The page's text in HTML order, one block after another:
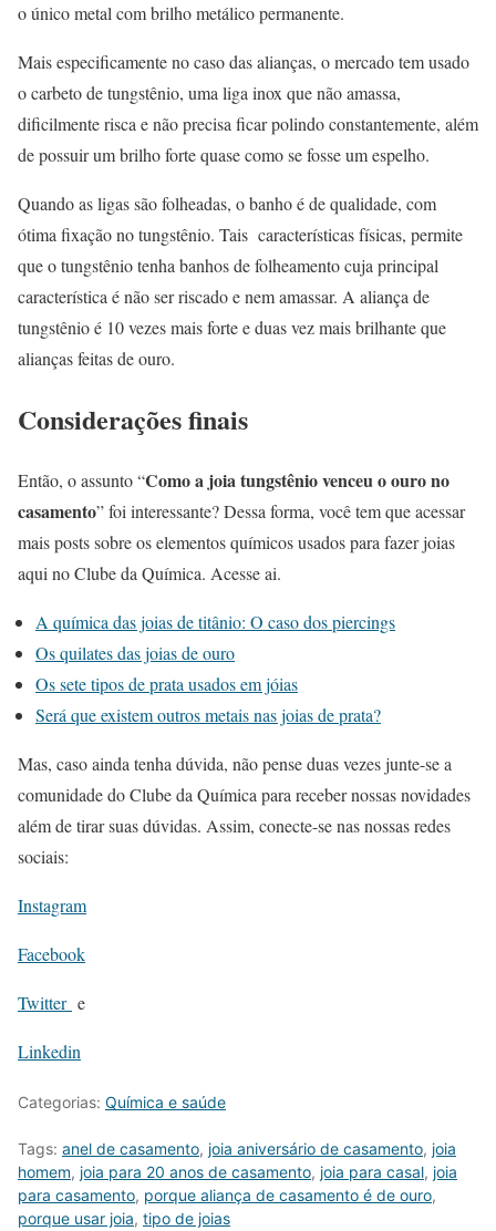
o único metal com brilho metálico permanente.
Mais especificamente no caso das alianças, o mercado tem usado
o carbeto de tungstênio, uma liga inox que não amassa,
dificilmente risca e não precisa ficar polindo constantemente, além
de possuir um brilho forte quase como se fosse um espelho.
Quando as ligas são folheadas, o banho é de qualidade, com
ótima fixação no tungstênio. Tais características físicas, permite
que o tungstênio tenha banhos de folheamento cuja principal
característica é não ser riscado e nem amassar. A aliança de
tungstênio é 10 vezes mais forte e duas vez mais brilhante que
alianças feitas de ouro.
Considerações finais
Então, o assunto “Como a joia tungstênio venceu o ouro no
casamento” foi interessante? Dessa forma, você tem que acessar
mais posts sobre os elementos químicos usados para fazer joias
aqui no Clube da Química. Acesse ai.
A química das joias de titânio: O caso dos piercings
Os quilates das joias de ouro
Os sete tipos de prata usados em jóias
Será que existem outros metais nas joias de prata?
Mas, caso ainda tenha dúvida, não pense duas vezes junte-se a
comunidade do Clube da Química para receber nossas novidades
além de tirar suas dúvidas. Assim, conecte-se nas nossas redes
sociais:
Instagram
Facebook
Twitter e
Linkedin
Categorias: Química e saúde
Tags: anel de casamento, joia aniversário de casamento, joia
homem, joia para 20 anos de casamento, joia para casal, joia
para casamento, porque aliança de casamento é de ouro,
porque usar joia, tipo de joias